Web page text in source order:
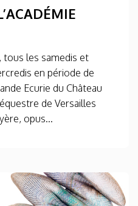
tous les samedis et
en période de
Ecurie du Château
de Versailles
opus...